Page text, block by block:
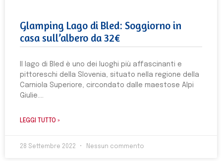
Glamping Lago di Bled: Soggiorno in
casa sull’albero da 32€
Il lago di Bled è uno dei luoghi più affascinanti e
pittoreschi della Slovenia, situato nella regione della
Carniola Superiore, circondato dalle maestose Alpi
Giulie.
LEGGI TUTTO »
28 Settembre 2022 Nessun commento